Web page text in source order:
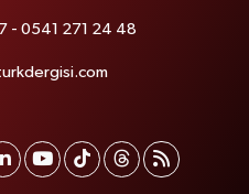
- 0541 271 24 48